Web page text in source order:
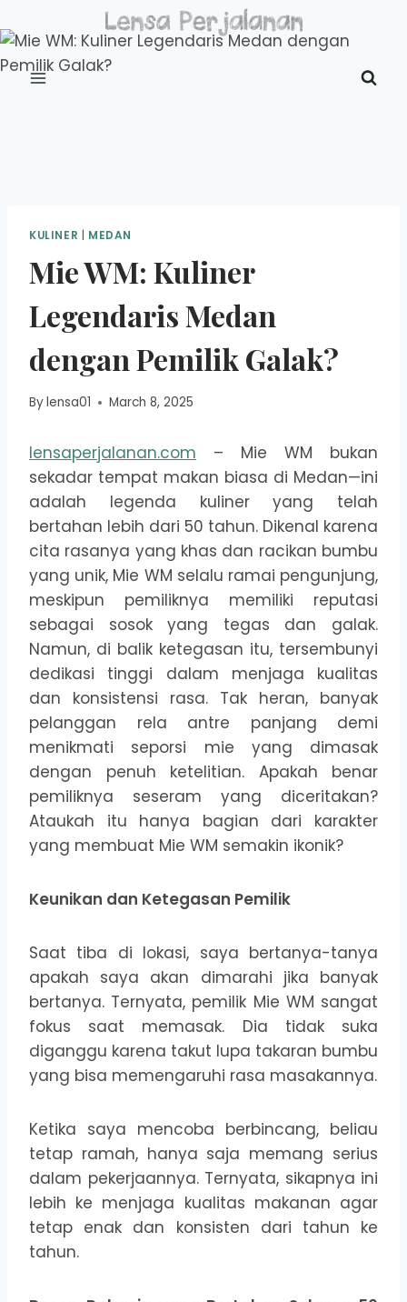
to
content
KULINER | MEDAN
Mie WM: Kuliner
Legendaris Medan
dengan Pemilik Galak?
Bylensa01 March 8, 2025
lensaperjalanan.com – Mie WM bukan
sekadar tempat makan biasa di Medan—ini
adalah legenda kuliner yang telah
bertahan lebih dari 50 tahun. Dikenal karena
cita rasanya yang khas dan racikan bumbu
yang unik, Mie WM selalu ramai pengunjung,
meskipun pemiliknya memiliki reputasi
sebagai sosok yang tegas dan galak.
Namun, di balik ketegasan itu, tersembunyi
dedikasi tinggi dalam menjaga kualitas
dan konsistensi rasa. Tak heran, banyak
pelanggan rela antre panjang demi
menikmati seporsi mie yang dimasak
dengan penuh ketelitian. Apakah benar
pemiliknya seseram yang diceritakan?
Ataukah itu hanya bagian dari karakter
yang membuat Mie WM semakin ikonik?
Keunikan dan Ketegasan Pemilik
Saat tiba di lokasi, saya bertanya-tanya
apakah saya akan dimarahi jika banyak
bertanya. Ternyata, pemilik Mie WM sangat
fokus saat memasak. Dia tidak suka
diganggu karena takut lupa takaran bumbu
yang bisa memengaruhi rasa masakannya.
Ketika saya mencoba berbincang, beliau
tetap ramah, hanya saja memang serius
dalam pekerjaannya. Ternyata, sikapnya ini
lebih ke menjaga kualitas makanan agar
tetap enak dan konsisten dari tahun ke
tahun.